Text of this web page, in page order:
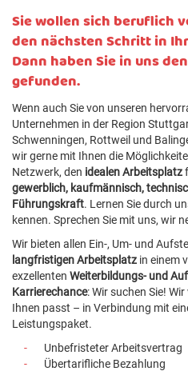
Sie wollen sich beruflich
den nächsten Schritt in
Dann haben Sie in uns
gefunden.
Wenn auch Sie von unseren
Unternehmen in der Region
Schwenningen, Rottweil und
wir gerne mit Ihnen die
Netzwerk, den idealen Arbeitsplatz
gewerblich, kaufmännisch,
Führungskraft. Lernen Sie durch
kennen. Sprechen Sie mit uns, wir
Wir bieten allen Ein-, Um- und
langfristigen Arbeitsplatz in einem
exzellenten Weiterbildungs- und
Karrierechance: Wir suchen Sie!
Ihnen passt – in Verbindung mit
Leistungspaket.
Unbefristeter Arbeitsvertrag
Übertarifliche Bezahlung